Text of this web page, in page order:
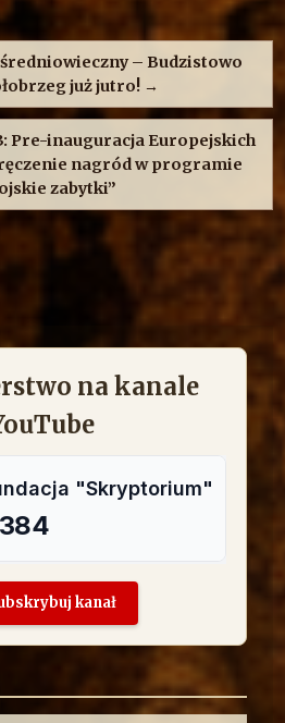
– Budzistowo
już jutro! →
Pre-inauguracja Europejskich
nagród w programie
zabytki”
na kanale
kanał